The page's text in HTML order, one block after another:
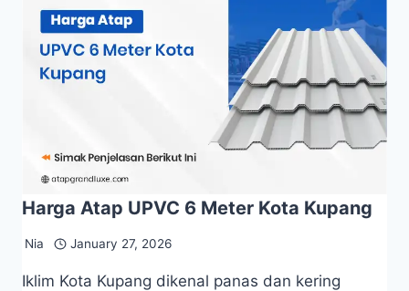
Harga Atap UPVC 6 Meter Kota Kupang
Nia January 27, 2026
Iklim Kota Kupang dikenal panas dan kering